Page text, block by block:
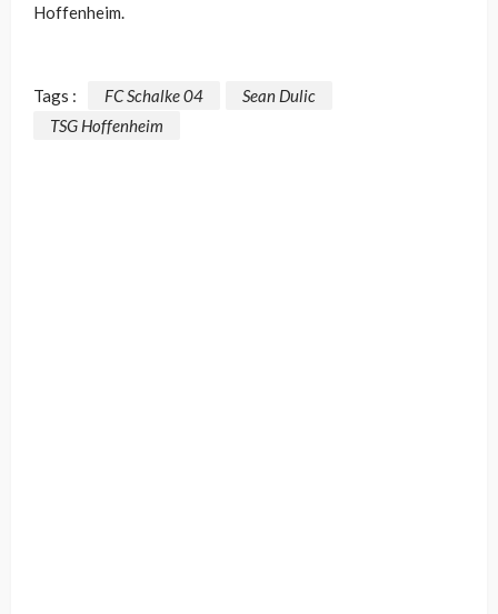
Hoffenheim.
Tags : FC Schalke 04
Sean Dulic
TSG Hoffenheim